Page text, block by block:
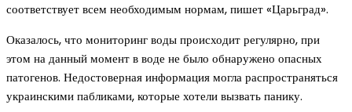
соответствует всем необходимым нормам, пишет «Царьград».
Оказалось, что мониторинг воды происходит регулярно, при
этом на данный момент в воде не было обнаружено опасных
патогенов. Недостоверная информация могла распространяться
украинскими пабликами, которые хотели вызвать панику.